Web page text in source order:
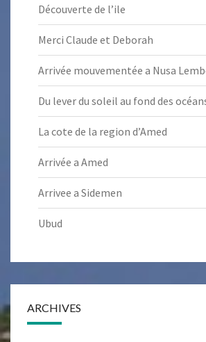
Découverte de l’ile
Merci Claude et Deborah
Arrivée mouvementée a Nusa
Du lever du soleil au fond des
La cote de la region d’Amed
Arrivée a Amed
Arrivee a Sidemen
Ubud
ARCHIVES